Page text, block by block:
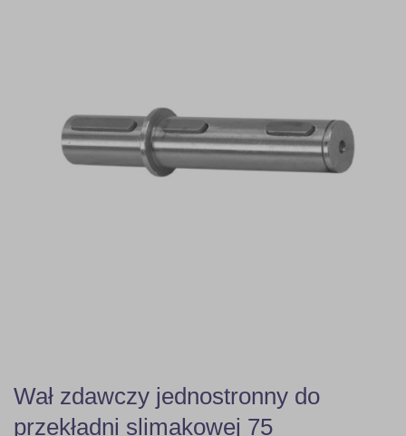
Wał zdawczy jednostronny do
przekładni slimakowej 75